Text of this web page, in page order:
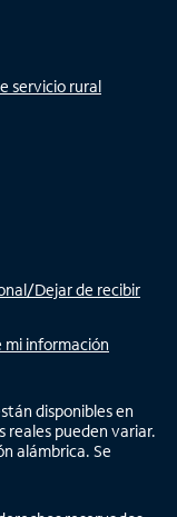
servicio rural
Dejar de recibir
mi información
disponibles en
reales pueden variar.
alámbrica. Se